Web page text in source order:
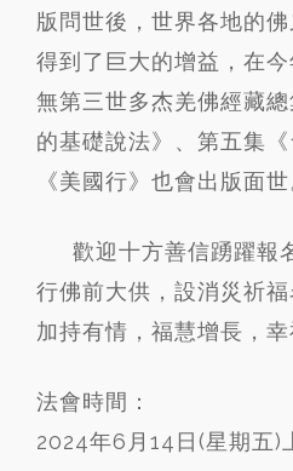
版問世後，世界各地的
得到了巨大的增益，在
無第三世多杰羌佛經藏
的基礎說法》、第五集
《美國行》也會出版面世
歡迎十方善信踴躍報
行佛前大供，設消災祈
加持有情，福慧增長，幸
法會時間：
2024年6月14日(星期五)